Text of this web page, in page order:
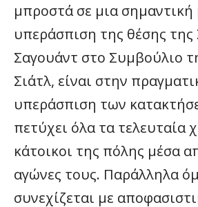
μπροστά σε μια
υπεράσπιση της θέσης
Σαγουάντ στο Συμβούλιο
Σιάτλ, είναι στην
υπεράσπιση των
πετύχει όλα τα τελευταία
κάτοικοι της πόλης μέσα
αγώνες τους. Παράλληλα
συνεχίζεται με